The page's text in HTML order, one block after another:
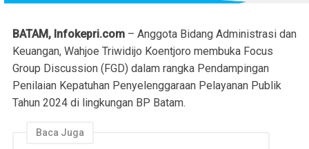
BATAM, Infokepri.com – Anggota Bidang Administrasi dan
Keuangan, Wahjoe Triwidijo Koentjoro membuka Focus
Group Discussion (FGD) dalam rangka Pendampingan
Penilaian Kepatuhan Penyelenggaraan Pelayanan Publik
Tahun 2024 di lingkungan BP Batam.
Baca Juga